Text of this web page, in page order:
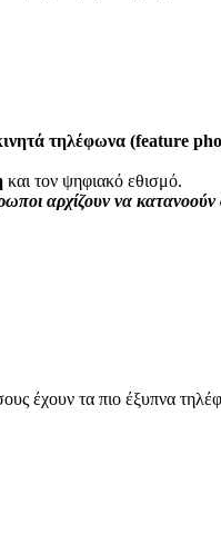
τηλέφωνα (feature
και τον ψηφιακό εθισμό.
αρχίζουν να κατανοούν
έχουν τα πιο έξυπνα